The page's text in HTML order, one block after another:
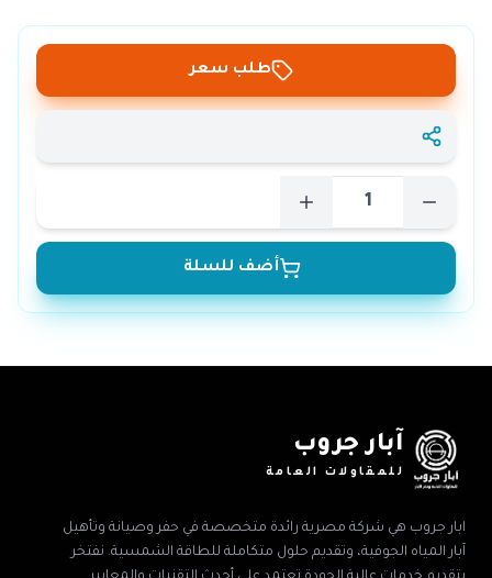
طلب سعر
أضف للسلة
آبار جروب
للمقاولات العامة
ابار جروب هي شركة مصرية رائدة متخصصة في حفر وصيانة وتأهيل
آبار المياه الجوفية، وتقديم حلول متكاملة للطاقة الشمسية. نفتخر